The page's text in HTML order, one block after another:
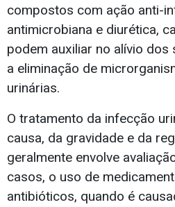
compostos com ação anti-
antimicrobiana e diurética,
podem auxiliar no alívio
a eliminação de
urinárias.
O tratamento da infecção
causa, da gravidade e da
geralmente envolve
casos, o uso de
antibióticos, quando é